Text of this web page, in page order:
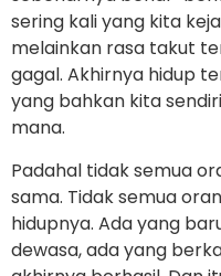
sering kali yang kita
melainkan rasa takut
gagal. Akhirnya hidup
yang bahkan kita
mana.
Padahal tidak semua
sama. Tidak semua
hidupnya. Ada yang
dewasa, ada yang